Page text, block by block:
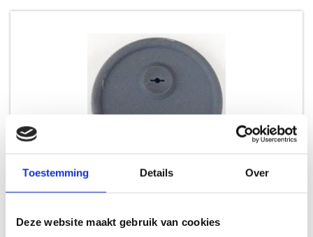
Toestemming Details Over
Deze website maakt gebruik van cookies
RESERVE SMOKEY MOUNTAIN